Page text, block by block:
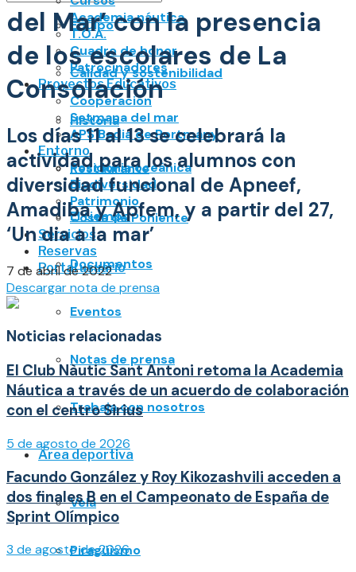
No Result
View All Result
Academia náutica
T.O.A.
Cuadro de honor
Patrocinadores
Proyectos Educativos
Cooperación
Setmana del mar
APS Badia de Portmany
Entorno
Posidonia oceánica
Biodiversidad
Patrimonio
Costa de Poniente
Servicios
Reservas
Portal usuario
Equipo
Calidad y sostenibilidad
Historia
Restaurante
El tiempo
Documentos
Eventos
Notas de prensa
Trabaja con nosotros
Área deportiva
Vela
Piragüismo
del Mar’ con la presencia
de los escolares de La
Consolación
Los días 11 al 13 se celebrará la
actividad para los alumnos con
diversidad funcional de Apneef,
Amadiba y Apfem, y a partir del 27,
‘Un dia a la mar’
7 de abril de 2022
Descargar nota de prensa
Noticias relacionadas
El Club Nàutic Sant Antoni retoma la Academia
Náutica a través de un acuerdo de colaboración
con el centro Sirius
5 de agosto de 2026
Facundo González y Roy Kikozashvili acceden a
dos finales B en el Campeonato de España de
Sprint Olímpico
3 de agosto de 2026